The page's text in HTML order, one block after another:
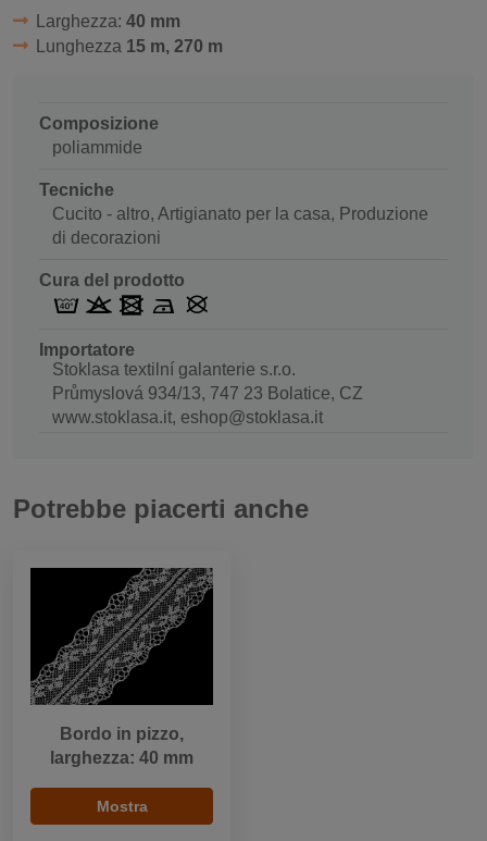
Larghezza: 40 mm
Lunghezza 15 m, 270 m
Composizione
poliammide
Tecniche
Cucito - altro, Artigianato per la casa, Produzione
di decorazioni
Cura del prodotto
Importatore
Stoklasa textilní galanterie s.r.o.
Průmyslová 934/13, 747 23 Bolatice, CZ
www.stoklasa.it, eshop@stoklasa.it
Potrebbe piacerti anche
Bordo in pizzo,
larghezza: 40 mm
Mostra